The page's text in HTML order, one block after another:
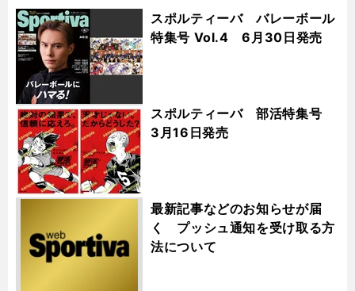
スポルティーバ バレーボール
特集号 Vol.4 6月30日発売
スポルティーバ 部活特集号
3月16日発売
最新記事などのお知らせが届
く プッシュ通知を受け取る方
法について